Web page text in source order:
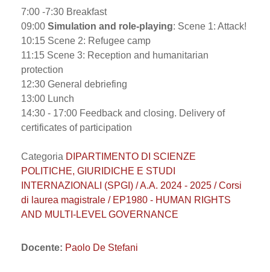
7:00 -7:30 Breakfast
09:00 Simulation and role-playing: Scene 1: Attack!
10:15 Scene 2: Refugee camp
11:15 Scene 3: Reception and humanitarian
protection
12:30 General debriefing
13:00 Lunch
14:30 - 17:00 Feedback and closing. Delivery of
certificates of participation
Categoria DIPARTIMENTO DI SCIENZE
POLITICHE, GIURIDICHE E STUDI
INTERNAZIONALI (SPGI) / A.A. 2024 - 2025 / Corsi
di laurea magistrale / EP1980 - HUMAN RIGHTS
AND MULTI-LEVEL GOVERNANCE
Docente: Paolo De Stefani